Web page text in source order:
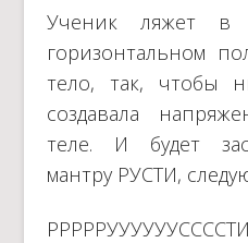
Ученик ляжет
горизонтальном
тело, так, чтобы
создавала
теле. И будет
мантру РУСТИ,